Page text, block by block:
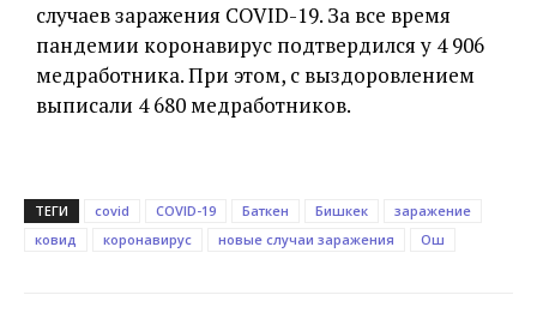
случаев заражения COVID-19. За все время
пандемии коронавирус подтвердился у 4 906
медработника. При этом, с выздоровлением
выписали 4 680 медработников.
ТЕГИ covid COVID-19 Баткен Бишкек
заражение
ковид
коронавирус новые случаи заражения Ош